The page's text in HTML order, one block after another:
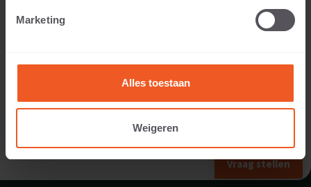
Marketing
Alles toestaan
Weigeren
Vraag stellen